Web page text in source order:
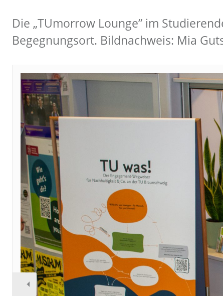
Die „TUmorrow Lounge” im
Begegnungsort. Bildnachweis: Mia